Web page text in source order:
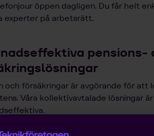
öppen dagligen. Du får helt
experter på arbetsrätt.
pensions-
och försäkringar är avgörande för att
Våra kollektivavtalade lösningar